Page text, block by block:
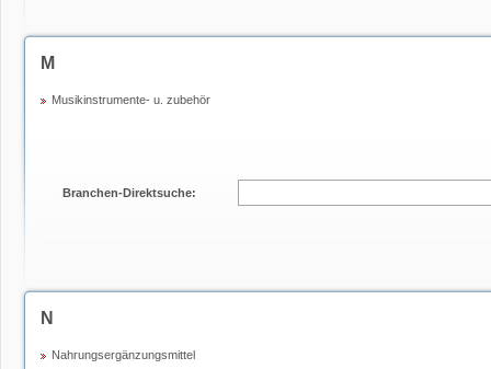
M
Musikinstrumente- u. zubehör
Branchen-Direktsuche:
N
Nahrungsergänzungsmittel